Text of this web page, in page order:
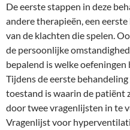
De eerste stappen in deze
andere therapieën, een
van de klachten die spelen.
de persoonlijke
bepalend is welke
Tijdens de eerste
toestand is waarin de patiënt
door twee vragenlijsten in te
Vragenlijst voor